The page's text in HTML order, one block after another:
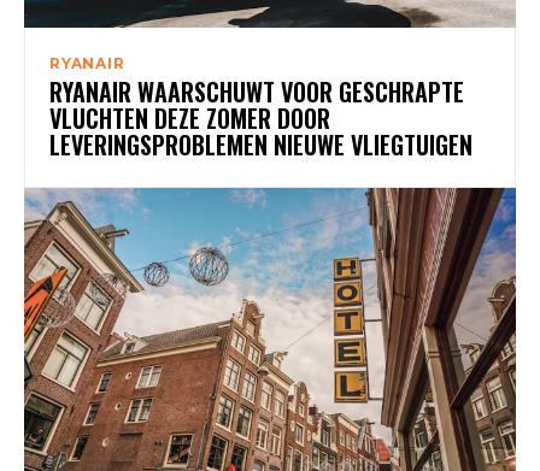
RYANAIR
RYANAIR WAARSCHUWT VOOR GESCHRAPTE
VLUCHTEN DEZE ZOMER DOOR
LEVERINGSPROBLEMEN NIEUWE VLIEGTUIGEN